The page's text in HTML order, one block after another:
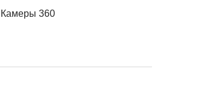
Камеры 360